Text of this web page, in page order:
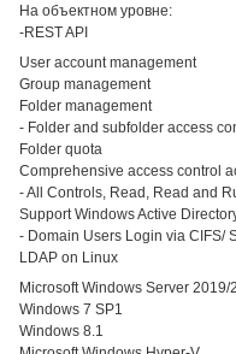
На объектном уровне:
-REST API
User account management
Group management
Folder management
- Folder and subfolder access
Folder quota
Comprehensive access control
- All Controls, Read, Read and
Support Windows Active
- Domain Users Login via CIFS/
LDAP on Linux
Microsoft Windows Server
Windows 7 SP1
Windows 8.1